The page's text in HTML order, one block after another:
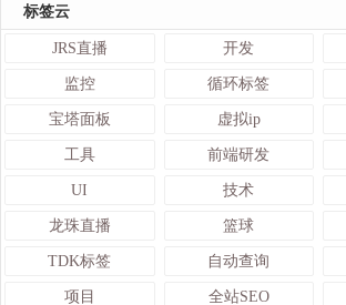
标签云
JRS直播 开发
监控 循环标签
宝塔面板 虚拟ip
工具 前端研发
UI 技术
龙珠直播 篮球
TDK标签 自动查询
项目 全站SEO